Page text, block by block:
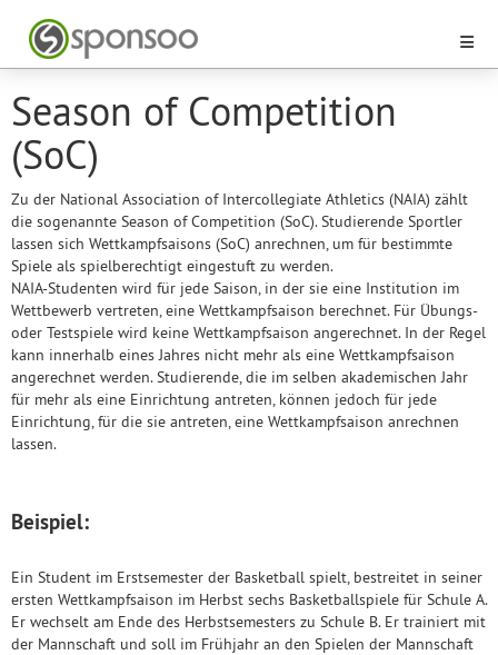
Season of Competition
(SoC)
Zu der National Association of Intercollegiate Athletics (NAIA) zählt
die sogenannte Season of Competition (SoC). Studierende Sportler
lassen sich Wettkampfsaisons (SoC) anrechnen, um für bestimmte
Spiele als spielberechtigt eingestuft zu werden.
NAIA-Studenten wird für jede Saison, in der sie eine Institution im
Wettbewerb vertreten, eine Wettkampfsaison berechnet. Für Übungs-
oder Testspiele wird keine Wettkampfsaison angerechnet. In der Regel
kann innerhalb eines Jahres nicht mehr als eine Wettkampfsaison
angerechnet werden. Studierende, die im selben akademischen Jahr
für mehr als eine Einrichtung antreten, können jedoch für jede
Einrichtung, für die sie antreten, eine Wettkampfsaison anrechnen
lassen.
Beispiel:
Ein Student im Erstsemester der Basketball spielt, bestreitet in seiner
ersten Wettkampfsaison im Herbst sechs Basketballspiele für Schule A.
Er wechselt am Ende des Herbstsemesters zu Schule B. Er trainiert mit
der Mannschaft und soll im Frühjahr an den Spielen der Mannschaft